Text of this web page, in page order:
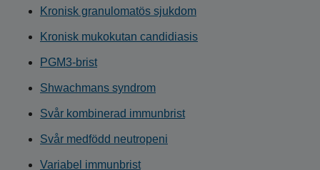
Kronisk granulomatös sjukdom
Kronisk mukokutan candidiasis
PGM3-brist
Shwachmans syndrom
Svår kombinerad immunbrist
Svår medfödd neutropeni
Variabel immunbrist